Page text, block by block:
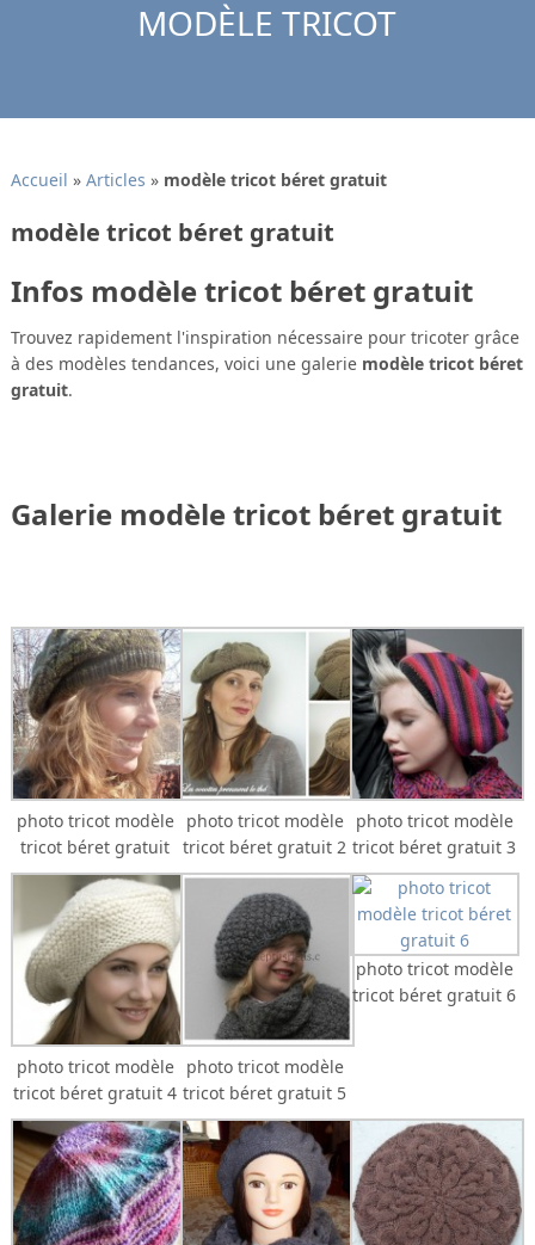
MODÈLE TRICOT
Accueil » Articles » modèle tricot béret gratuit
modèle tricot béret gratuit
Infos modèle tricot béret gratuit
Trouvez rapidement l'inspiration nécessaire pour tricoter grâce
à des modèles tendances, voici une galerie modèle tricot béret
gratuit.
Galerie modèle tricot béret gratuit
photo tricot modèle
tricot béret gratuit
photo tricot modèle
tricot béret gratuit 2
photo tricot modèle
tricot béret gratuit 3
photo tricot modèle
tricot béret gratuit 4
photo tricot modèle
tricot béret gratuit 5
photo tricot modèle
tricot béret gratuit 6